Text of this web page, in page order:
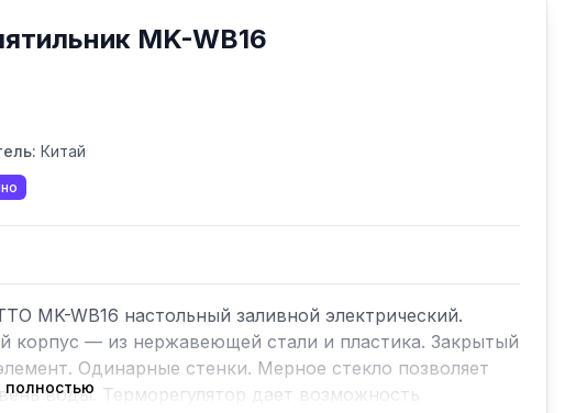
MK-WB16
Китай
MK-WB16 настольный заливной электрический.
корпус — из нержавеющей стали и пластика. Закрытый
Одинарные стенки. Мерное стекло позволяет
воды. Терморегулятор дает возможность
полностью